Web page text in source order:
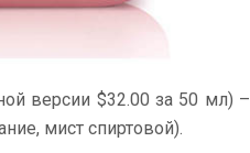
версии $32.00 за 50 мл) –
мист спиртовой).